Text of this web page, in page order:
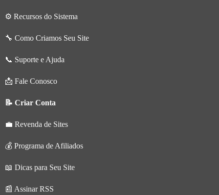
⚙️ Recursos do Sistema
🔧 Como Criamos Seu Site
📞 Suporte e Ajuda
📩 Fale Conosco
📝 Criar Conta
💼 Revenda de Sites
💰 Programa de Afiliados
📖 Dicas para Seu Site
📰 Assinar RSS